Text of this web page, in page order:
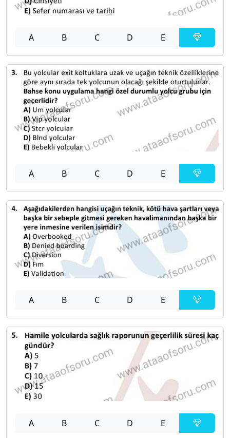
A B C D E
A B C D E
A B C D E
A B C D E